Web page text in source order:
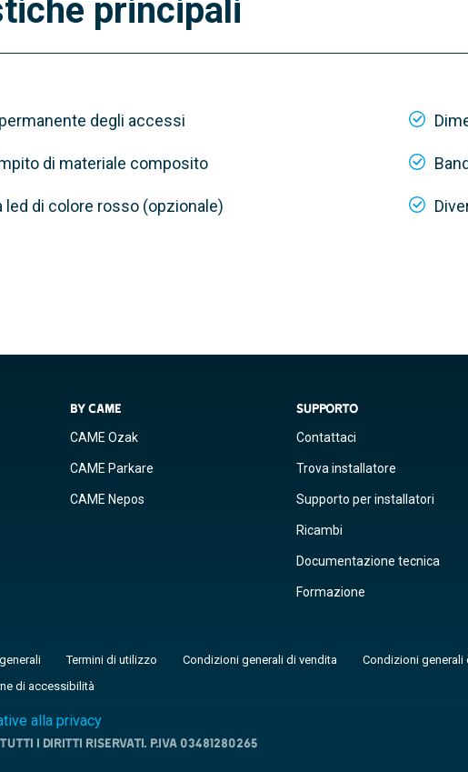
principali
degli accessi
di materiale composito
led di colore rosso (opzionale)
BY CAME
CAME Ozak
CAME Parkare
CAME Nepos
SUPPORTO
Contattaci
Trova installatore
Supporto per installatori
Ricambi
Documentazione tecnica
Formazione
Termini di utilizzo Condizioni generali di vendita Condizioni generali
di accessibilità
alla privacy
i diritti riservati. P.IVA 03481280265